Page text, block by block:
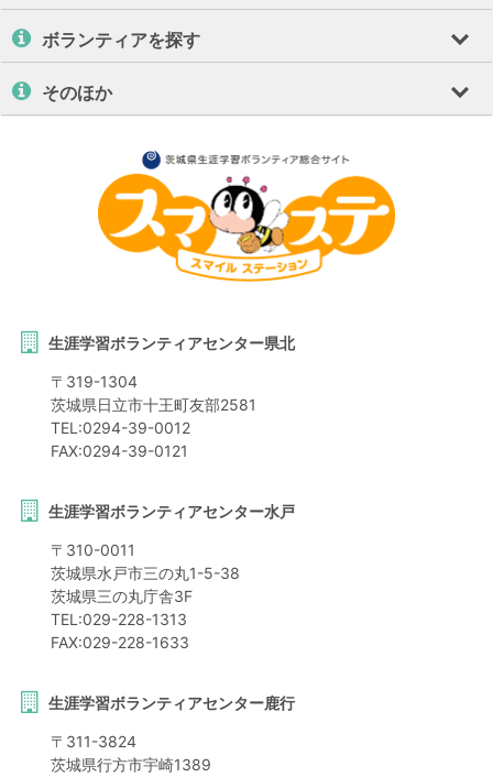
ボランティアを探す
そのほか
生涯学習ボランティアセンター県北
〒 319-1304
茨城県日立市十王町友部2581
TEL:0294-39-0012
FAX:0294-39-0121
生涯学習ボランティアセンター水戸
〒 310-0011
茨城県水戸市三の丸1-5-38
茨城県三の丸庁舎3F
TEL:029-228-1313
FAX:029-228-1633
生涯学習ボランティアセンター鹿行
〒 311-3824
茨城県行方市宇崎1389